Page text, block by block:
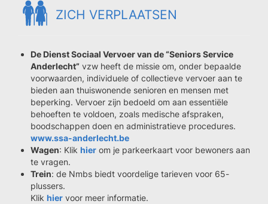
ZICH VERPLAATSEN
De Dienst Sociaal Vervoer van de “Seniors Service
Anderlecht” vzw heeft de missie om, onder bepaalde
voorwaarden, individuele of collectieve vervoer aan te
bieden aan thuiswonende senioren en mensen met
beperking. Vervoer zijn bedoeld om aan essentiële
behoeften te voldoen, zoals medische afspraken,
boodschappen doen en administratieve procedures.
www.ssa-anderlecht.be
Wagen: Klik hier om je parkeerkaart voor bewoners aan
te vragen.
Trein: de Nmbs biedt voordelige tarieven voor 65-
plussers.
Klik hier voor meer informatie.